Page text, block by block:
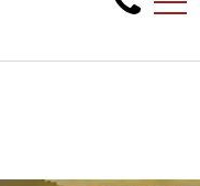
Financement en ligne
QC, CA J0N 1G2
EN